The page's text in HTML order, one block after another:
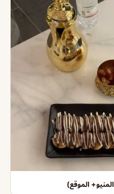
الموقع)